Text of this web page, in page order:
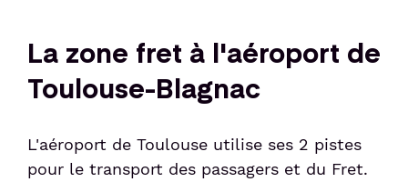
La zone fret à l'aéroport de
Toulouse-Blagnac
L'aéroport de Toulouse utilise ses 2 pistes
pour le transport des passagers et du Fret.